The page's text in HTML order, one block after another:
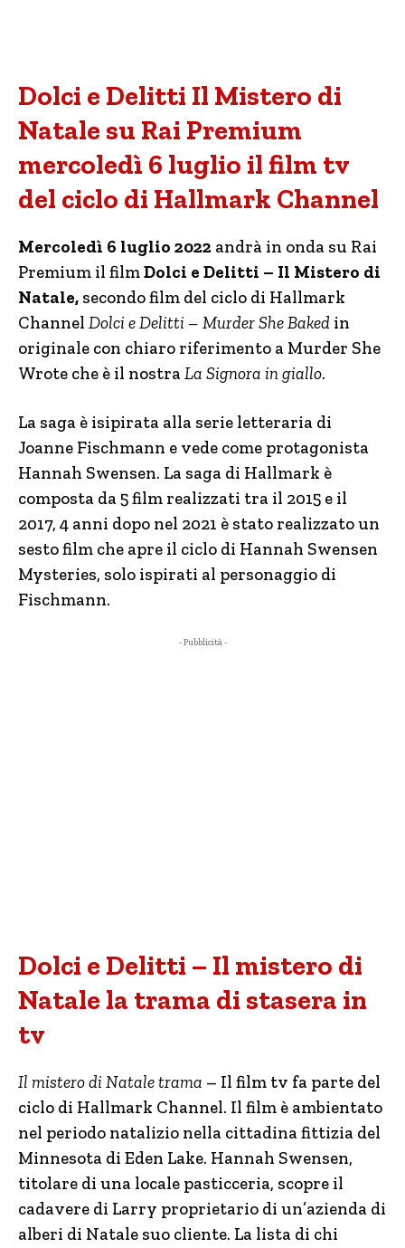
Dolci e Delitti Il Mistero di
Natale su Rai Premium
mercoledì 6 luglio il film tv
del ciclo di Hallmark Channel
Mercoledì 6 luglio 2022 andrà in onda su Rai
Premium il filmDolci e Delitti – Il Mistero di
Natale, secondo film del ciclo di Hallmark
Channel Dolci e Delitti – Murder She Baked in
originale con chiaro riferimento a Murder She
Wrote che è il nostraLa Signora in giallo.
La saga è isipirata alla serie letteraria di
Joanne Fischmann e vede come protagonista
Hannah Swensen. La saga di Hallmark è
composta da 5 film realizzati tra il 2015 e il
2017, 4 anni dopo nel 2021 è stato realizzato un
sesto film che apre il ciclo di Hannah Swensen
Mysteries, solo ispirati al personaggio di
Fischmann.
- Pubblicità -
Dolci e Delitti – Il mistero di
Natale la trama di stasera in
tv
Il mistero di Natale trama – Il film tv fa parte del
ciclo di Hallmark Channel. Il film è ambientato
nel periodo natalizio nella cittadina fittizia del
Minnesota di Eden Lake. Hannah Swensen,
titolare di una locale pasticceria, scopre il
cadavere di Larry proprietario di un’azienda di
alberi di Natale suo cliente. La lista di chi